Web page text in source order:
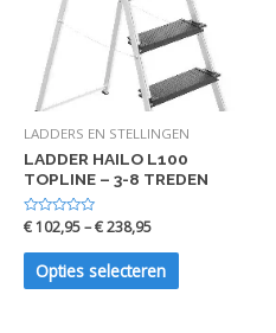
LADDERS EN STELLINGEN
LADDER HAILO L100
TOPLINE – 3-8 TREDEN
Waardering
0
uit
€102,95–€238,95
Opties selecteren